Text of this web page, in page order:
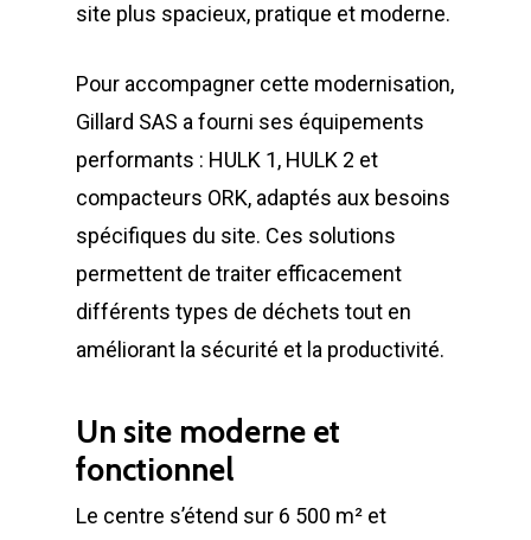
site plus spacieux, pratique et moderne.
Pour accompagner cette modernisation,
Gillard SAS a fourni ses équipements
performants : HULK 1, HULK 2 et
compacteurs ORK, adaptés aux besoins
spécifiques du site. Ces solutions
permettent de traiter efficacement
différents types de déchets tout en
améliorant la sécurité et la productivité.
Un site moderne et
fonctionnel
Le centre s’étend sur 6 500 m² et